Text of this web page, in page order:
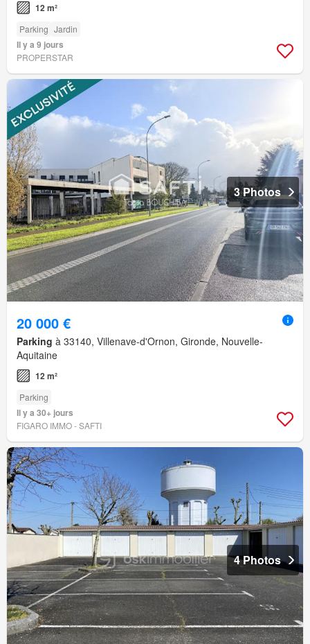
12 m²
Parking Jardin
Il y a 9 jours
PROPERSTAR
3 Photos
20 000 €
Parking à 33140, Villenave-d'Ornon, Gironde, Nouvelle-
Aquitaine
12 m²
Parking
Il y a 30+ jours
FIGARO IMMO - SAFTI
4 Photos